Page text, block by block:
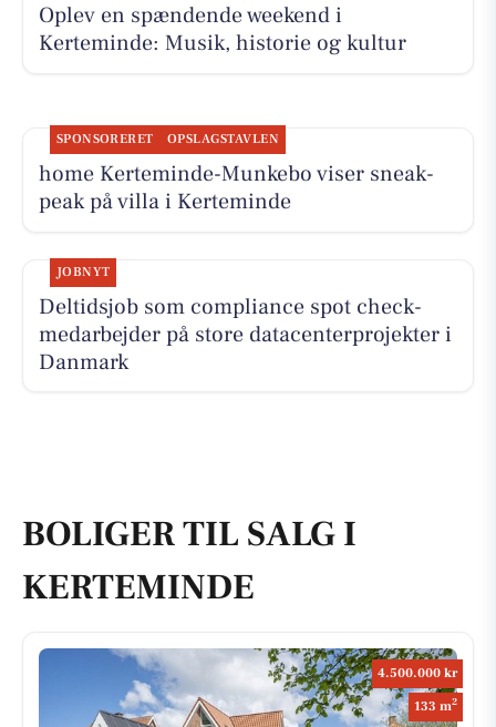
Oplev en spændende weekend i
Kerteminde: Musik, historie og kultur
SPONSORERET OPSLAGSTAVLEN
home Kerteminde-Munkebo viser sneak-
peak på villa i Kerteminde
JOBNYT
Deltidsjob som compliance spot check-
medarbejder på store datacenterprojekter i
Danmark
BOLIGER TIL SALG I
KERTEMINDE
4.500.000 kr
133 m2